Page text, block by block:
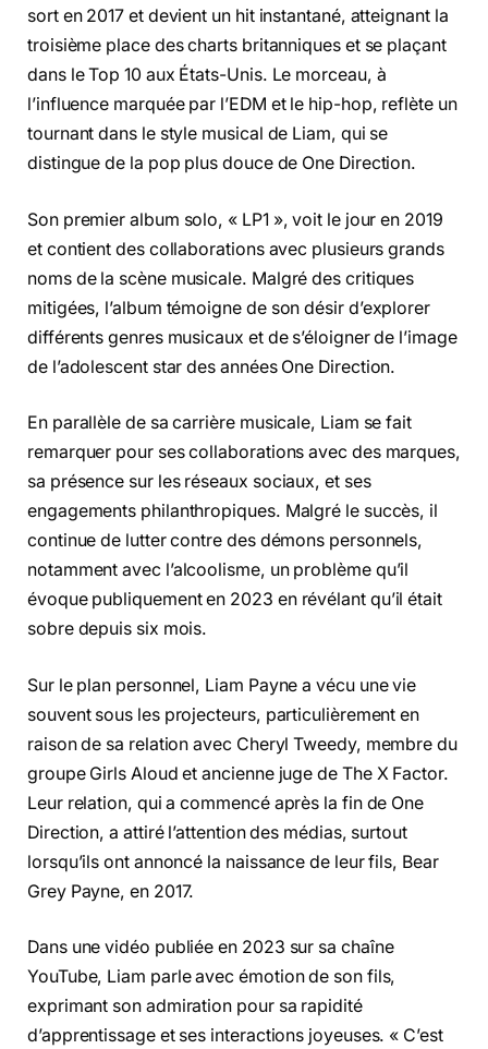
sort en 2017 et devient un hit instantané, atteignant la
troisième place des charts britanniques et se plaçant
dans le Top 10 aux États-Unis. Le morceau, à
l’influence marquée par l’EDM et le hip-hop, reflète un
tournant dans le style musical de Liam, qui se
distingue de la pop plus douce de One Direction.
Son premier album solo, « LP1 », voit le jour en 2019
et contient des collaborations avec plusieurs grands
noms de la scène musicale. Malgré des critiques
mitigées, l’album témoigne de son désir d’explorer
différents genres musicaux et de s’éloigner de l’image
de l’adolescent star des années One Direction.
En parallèle de sa carrière musicale, Liam se fait
remarquer pour ses collaborations avec des marques,
sa présence sur les réseaux sociaux, et ses
engagements philanthropiques. Malgré le succès, il
continue de lutter contre des démons personnels,
notamment avec l’alcoolisme, un problème qu’il
évoque publiquement en 2023 en révélant qu’il était
sobre depuis six mois.
Sur le plan personnel, Liam Payne a vécu une vie
souvent sous les projecteurs, particulièrement en
raison de sa relation avec Cheryl Tweedy, membre du
groupe Girls Aloud et ancienne juge de The X Factor.
Leur relation, qui a commencé après la fin de One
Direction, a attiré l’attention des médias, surtout
lorsqu’ils ont annoncé la naissance de leur fils, Bear
Grey Payne, en 2017.
Dans une vidéo publiée en 2023 sur sa chaîne
YouTube, Liam parle avec émotion de son fils,
exprimant son admiration pour sa rapidité
d’apprentissage et ses interactions joyeuses. « C’est